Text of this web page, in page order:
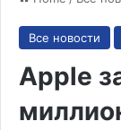
Все новости
Apple